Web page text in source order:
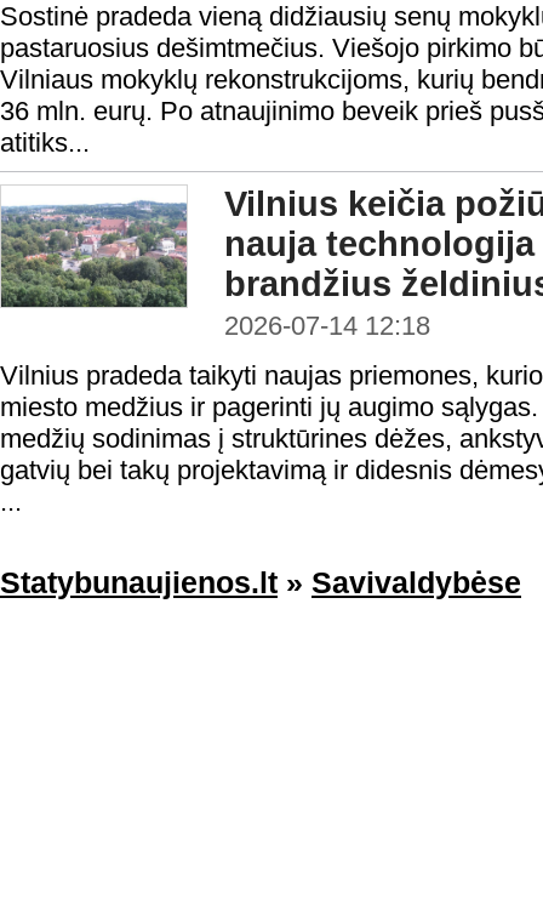
Sostinė pradeda vieną didžiausių senų
pastaruosius dešimtmečius. Viešojo pirkimo
Vilniaus mokyklų rekonstrukcijoms, kurių
36 mln. eurų. Po atnaujinimo beveik prieš
atitiks...
Vilnius keičia
nauja
brandžius
2026-07-14 12:18
Vilnius pradeda taikyti naujas priemones,
miesto medžius ir pagerinti jų augimo
medžių sodinimas į struktūrines dėžes,
gatvių bei takų projektavimą ir didesnis
...
Statybunaujienos.lt » Savivaldybėse